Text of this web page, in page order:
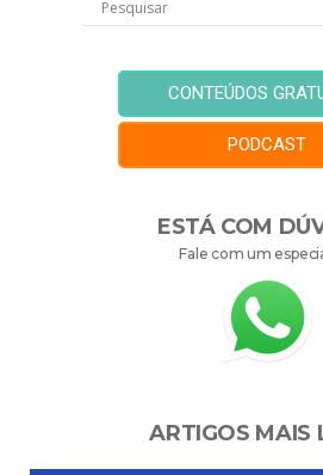
CONTEÚDOS
PODCAST
ESTÁ COM
Fale com um
ARTIGOS MAIS